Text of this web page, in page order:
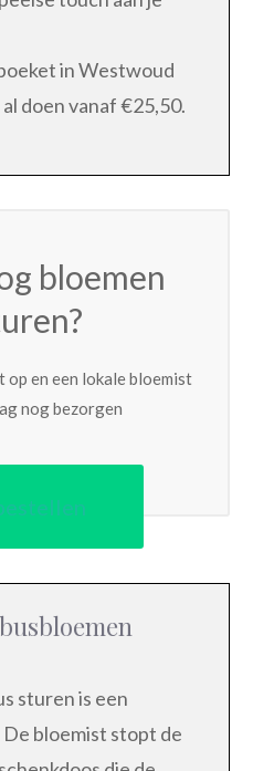
in Westwoud
doen vanaf €25,50.
bloemen
en een lokale bloemist
nog bezorgen
sturen is een
bloemist stopt de